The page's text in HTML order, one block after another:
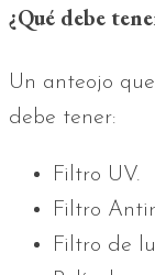
¿Qué debe
Un anteojo
debe tener:
Filtro UV.
Filtro
Filtro de